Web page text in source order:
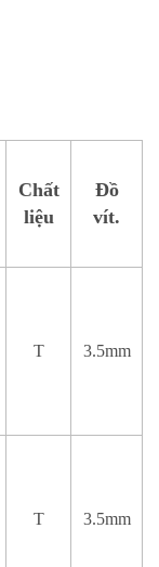
Chất
liệu
Đồ
vít.
T 3.5mm
T 3.5mm